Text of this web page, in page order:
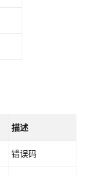
描述
错误码